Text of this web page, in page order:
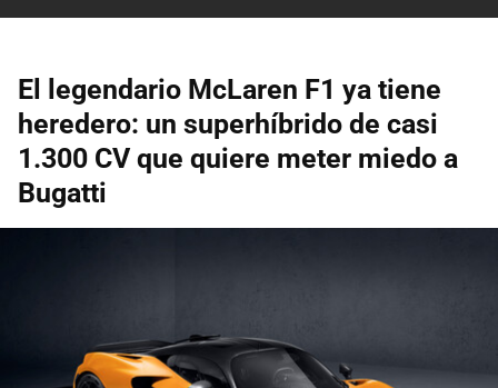
El legendario McLaren F1 ya tiene
heredero: un superhíbrido de casi
1.300 CV que quiere meter miedo a
Bugatti